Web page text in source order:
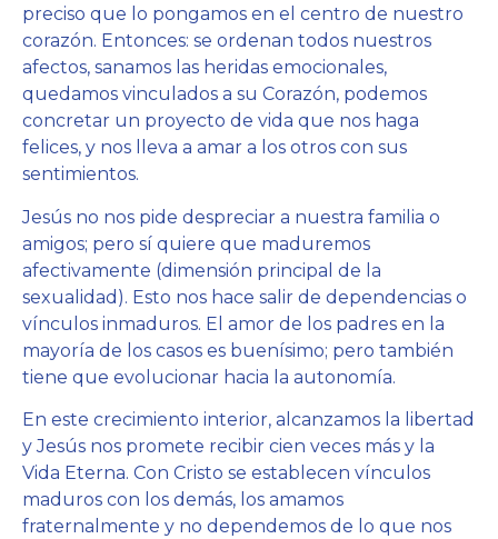
preciso que lo pongamos en el centro de nuestro
corazón. Entonces: se ordenan todos nuestros
afectos, sanamos las heridas emocionales,
quedamos vinculados a su Corazón, podemos
concretar un proyecto de vida que nos haga
felices, y nos lleva a amar a los otros con sus
sentimientos.
Jesús no nos pide despreciar a nuestra familia o
amigos; pero sí quiere que maduremos
afectivamente (dimensión principal de la
sexualidad). Esto nos hace salir de dependencias o
vínculos inmaduros. El amor de los padres en la
mayoría de los casos es buenísimo; pero también
tiene que evolucionar hacia la autonomía.
En este crecimiento interior, alcanzamos la libertad
y Jesús nos promete recibir cien veces más y la
Vida Eterna. Con Cristo se establecen vínculos
maduros con los demás, los amamos
fraternalmente y no dependemos de lo que nos